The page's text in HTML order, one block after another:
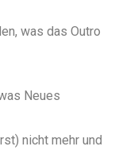
was das Outro
Neues
nicht mehr und